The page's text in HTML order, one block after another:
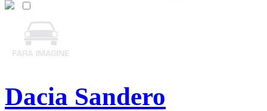
Dacia Sandero